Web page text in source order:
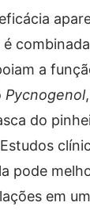
a
Pycnogenol
do
pode
em